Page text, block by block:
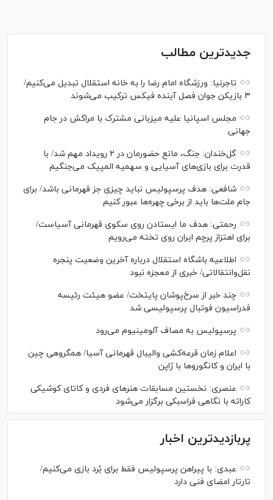
جدیدترین مطالب
تاجرنیا: ورزشگاه امام رضا را به خانه استقلال تبدیل می‌کنیم/
۳ بازیکن جوان فصل آینده فیکس ترکیب می‌شوند
مجلس اسپانیا علیه میزبانی مشترک با مراکش در جام
جهانی
گل‌خندان: جنگ، مانع حضورمان در ۲ رویداد مهم شد/ با
قدرت برای بازی‌های آسیایی و سهمیه المپیک می‌جنگیم
شافعی: هدف پرسپولیس نباید چیزی جز قهرمانی باشد/ برای
جام ملت‌ها باید از برخی چهره‌ها عبور کنیم
رحمتی: هدف ما ایستادن روی سکوی قهرمانی آسیاست/
برای اهتزاز پرچم ایران روی تخته می‌رویم
اطلاعیه باشگاه استقلال درباره آخرین وضعیت پنجره
نقل‌وانتقالاتی/ خبری از معجزه نبود
چند خبر از سرخ‌پوشان پایتخت/ عضو هیئت رئیسه
فدراسیون فوتبال پرسپولیسی شد
پرسپولیس به مصاف آلومینیوم می‌رود
اعلام زمان قرعه‌کشی والیبال قهرمانی آسیا/ همگروهی چین
با ایران و کانگورو‌ها با ژاپن
عنصری: نخستین مسابقات هنر‌های فردی و کاتای کوشیکی
کاراته با نگاهی فراسبکی برگزار می‌شود
پربازدیدترین اخبار
عبدی: با پیراهن پرسپولیس فقط برای بُرد بازی می‌کنیم/
تارتار امضای فنی دارد